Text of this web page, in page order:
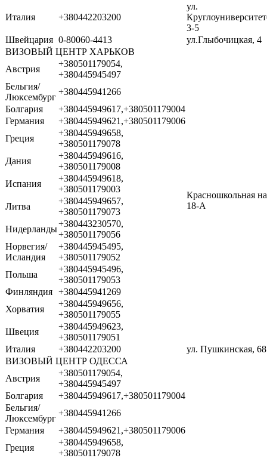
Италия +380442203200
ул.
3-5
Швейцария 0-80060-4413
ул.Глыбочицкая, 4
ВИЗОВЫЙ ЦЕНТР ХАРЬКОВ
Австрия
+380501179054,
+380445945497
Красношкольная
18-А
Бельгия/
Люксембург
+380445941266
Болгария
+380445949617,+380501179004
Германия
+380445949621,+380501179006
Греция
+380445949658,
+380501179078
Дания
+380445949616,
+380501179008
Испания
+380445949618,
+380501179003
Литва
+380445949657,
+380501179073
Нидерланды
+380443230570,
+380501179056
Норвегия/
Исландия
+380445945495,
+380501179052
Польша
+380445945496,
+380501179053
Финляндия +380445941269
Хорватия
+380445949656,
+380501179055
Швеция
+380445949623,
+380501179051
Италия
+380442203200
ул. Пушкинская, 68
ВИЗОВЫЙ ЦЕНТР ОДЕССА
Австрия
+380501179054,
+380445945497
Болгария
+380445949617,+380501179004
Бельгия/
Люксембург
+380445941266
Германия
+380445949621,+380501179006
Греция
+380445949658,
+380501179078